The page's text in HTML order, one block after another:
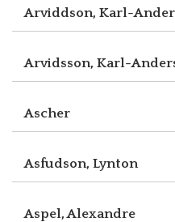
Arviddson, Karl-
Arvidsson, Karl-
Ascher
Asfudson, Lynton
Aspel, Alexandre